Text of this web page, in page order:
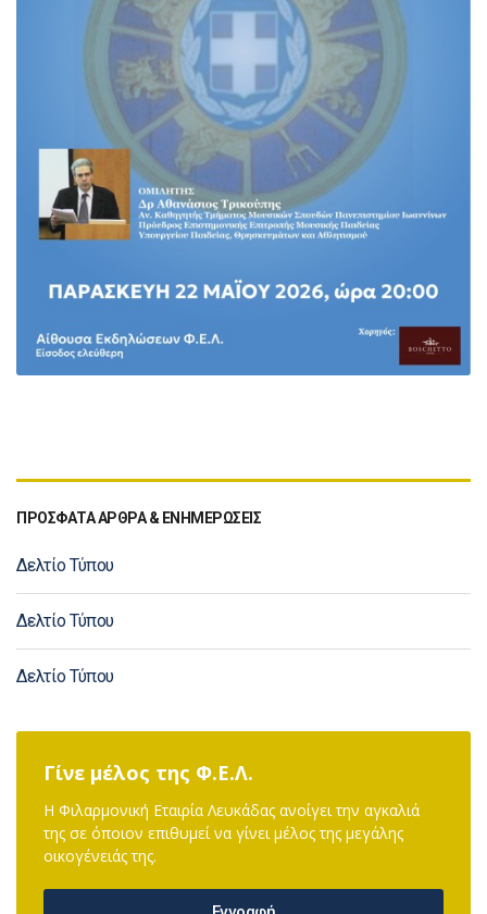
ΠΡΟΣΦΑΤΑ ΑΡΘΡΑ & ΕΝΗΜΕΡΩΣΕΙΣ
Δελτίο Τύπου
Δελτίο Τύπου
Δελτίο Τύπου
Γίνε μέλος της Φ.Ε.Λ.
Η Φιλαρμονική Εταιρία Λευκάδας ανοίγει την αγκαλιά
της σε όποιον επιθυμεί να γίνει μέλος της μεγάλης
οικογένειάς της.